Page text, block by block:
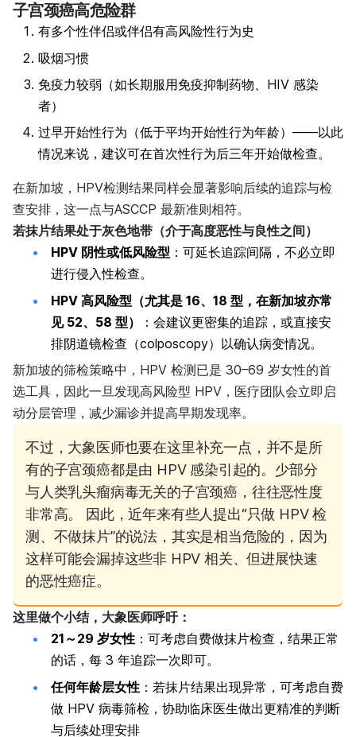
子宫颈癌高危险群
有多个性伴侣或伴侣有高风险性行为史
吸烟习惯
免疫力较弱（如长期服用免疫抑制药物、HIV 感染
者）
过早开始性行为（低于平均开始性行为年龄）——以此
情况来说，建议可在首次性行为后三年开始做检查。
在新加坡，HPV检测结果同样会显著影响后续的追踪与检
查安排，这一点与ASCCP 最新准则相符。
若抹片结果处于灰色地带（介于高度恶性与良性之间）
HPV 阴性或低风险型 ：可延长追踪间隔，不必立即
进行侵入性检查。
HPV 高风险型（尤其是 16、18 型，在新加坡亦常
见 52、58 型）
：会建议更密集的追踪，或直接安
排阴道镜检查（colposcopy）以确认病变情况。
新加坡的筛检策略中，HPV 检测已是 30–69 岁女性的首
选工具，因此一旦发现高风险型 HPV，医疗团队会立即启
动分层管理，减少漏诊并提高早期发现率。
不过，大象医师也要在这里补充一点，并不是所
有的子宫颈癌都是由 HPV 感染引起的。少部分
与人类乳头瘤病毒无关的子宫颈癌，往往恶性度
非常高。
因此，近年来有些人提出“只做 HPV 检
测、不做抹片”的说法，其实是相当危险的，因为
这样可能会漏掉这些非 HPV 相关、但进展快速
的恶性癌症。
这里做个小结，大象医师呼吁：
21～29 岁女性 ：可考虑自费做抹片检查，结果正常
的话，每 3 年追踪一次即可。
任何年龄层女性 ：若抹片结果出现异常，可考虑自费
做 HPV 病毒筛检，协助临床医生做出更精准的判断
与后续处理安排